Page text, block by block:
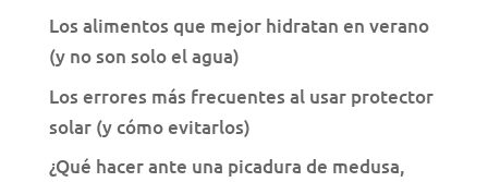
Los alimentos que mejor hidratan en verano
(y no son solo el agua)
Los errores más frecuentes al usar protector
solar (y cómo evitarlos)
¿Qué hacer ante una picadura de medusa,